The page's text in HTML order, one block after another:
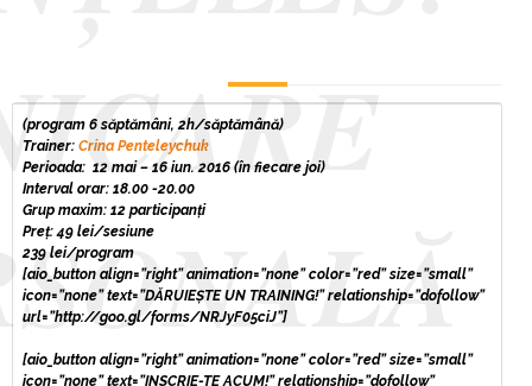
(program 6 săptămâni, 2h/săptămână)
Trainer: Crina Penteleychuk
Perioada: 12 mai – 16 iun. 2016 (în fiecare joi)
Interval orar: 18.00 -20.00
Grup maxim: 12 participanți
Preț: 49 lei/sesiune
239 lei/program
[aio_button align=”right” animation=”none” color=”red” size=”small”
icon=”none” text=”DĂRUIEȘTE UN TRAINING!” relationship=”dofollow”
url=”http://goo.gl/forms/NRJyF05ciJ”]
[aio_button align=”right” animation=”none” color=”red” size=”small”
icon=”none” text=”INSCRIE-TE ACUM!” relationship=”dofollow”